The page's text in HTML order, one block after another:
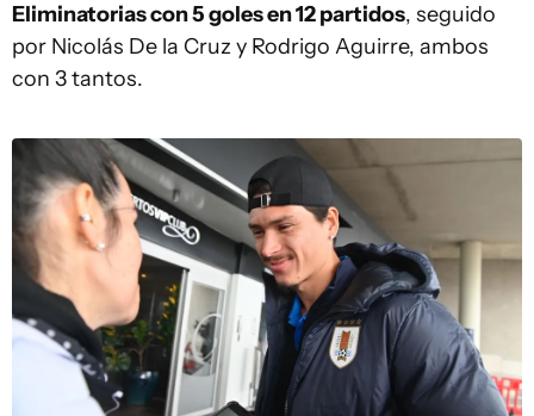
Eliminatorias con 5 goles en 12 partidos, seguido
por Nicolás De la Cruz y Rodrigo Aguirre, ambos
con 3 tantos.